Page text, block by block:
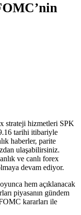
strateji hizmetleri SPK
tarihi itibariyle
haberler, parite
ulaşabilirsiniz.
ve canlı forex
devam ediyor.
hem açıklanacak
piyasanın gündem
kararları ile